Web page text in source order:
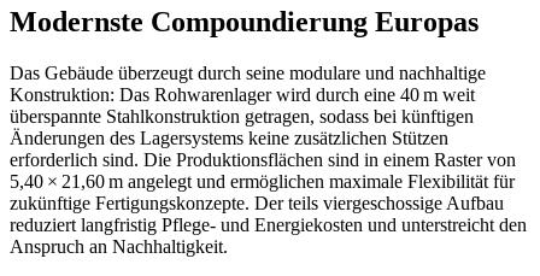
Modernste Compoundierung Europas
Das Gebäude überzeugt durch seine modulare und nachhaltige
Konstruktion: Das Rohwarenlager wird durch eine 40 m weit
überspannte Stahlkonstruktion getragen, sodass bei künftigen
Änderungen des Lagersystems keine zusätzlichen Stützen
erforderlich sind. Die Produktionsflächen sind in einem Raster von
5,40 × 21,60 m angelegt und ermöglichen maximale Flexibilität für
zukünftige Fertigungskonzepte. Der teils viergeschossige Aufbau
reduziert langfristig Pflege- und Energiekosten und unterstreicht den
Anspruch an Nachhaltigkeit.